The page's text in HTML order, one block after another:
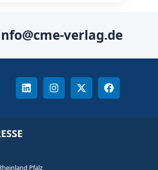
verlag.de
Pfalz